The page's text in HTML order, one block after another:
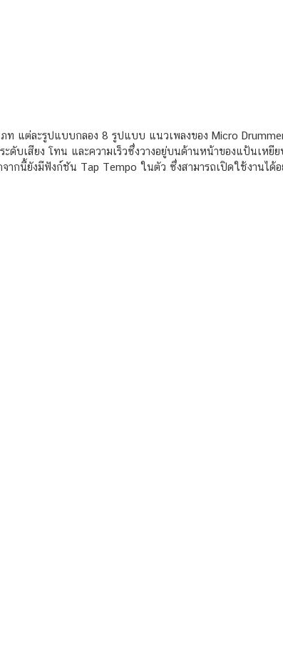
ท แต่ละรูปแบบกลอง 8 รูปแบบ แนวเพลงของ Micro
ดับเสียง โทน และความเร็วซึ่งวางอยู่บนด้านหน้าของแป้นเหยี
กนี้ยังมีฟังก์ชัน Tap Tempo ในตัว ซึ่งสามารถเปิดใช้งานได้อ